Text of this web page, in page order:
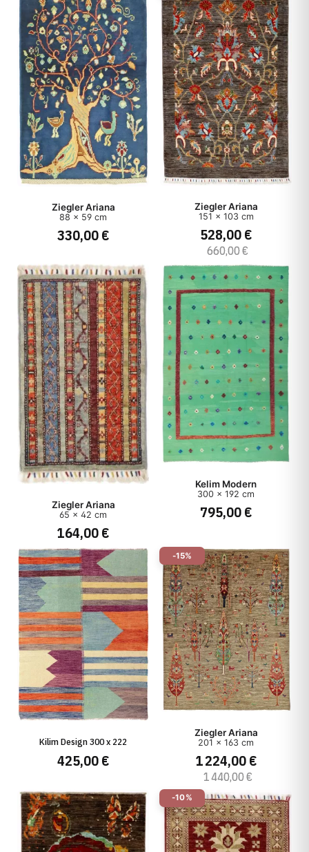
Ziegler Ariana
88 x 59 cm
330,00 €
Ziegler Ariana
151 x 103 cm
528,00 €
660,00 €
Ziegler Ariana
65 x 42 cm
164,00 €
Kelim Modern
300 x 192 cm
795,00 €
Kilim Design 300 x 222
425,00 €
-15%
Ziegler Ariana
201 x 163 cm
1 224,00 €
1 440,00 €
-10%